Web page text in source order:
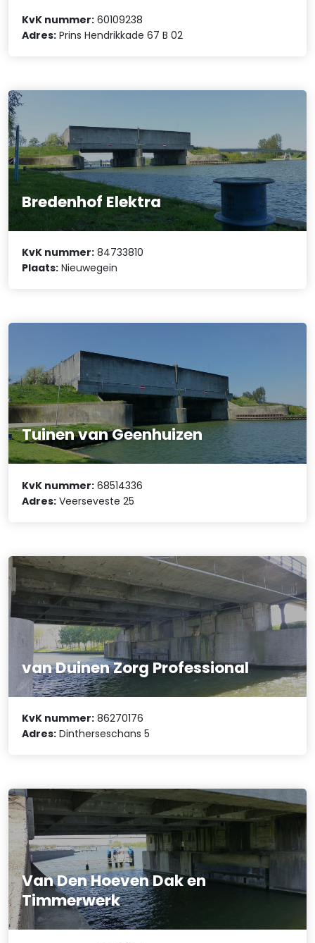
KvK nummer: 60109238
Adres: Prins Hendrikkade 67 B 02
Bredenhof Elektra
KvK nummer: 84733810
Plaats: Nieuwegein
Tuinen van Geenhuizen
KvK nummer: 68514336
Adres: Veerseveste 25
van Duinen Zorg Professional
KvK nummer: 86270176
Adres: Dintherseschans 5
Van Den Hoeven Dak en
Timmerwerk